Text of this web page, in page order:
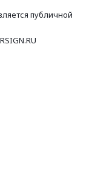
публичной